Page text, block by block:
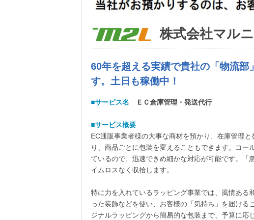
株式会社マル
60年を超える実績で貴社の「物流部
す。土日も稼働中！
■サービス名 ＥＣ倉庫管理・発送代行
■サービス概要
EC通販事業者様の大事な商材を預かり、在庫管理
り、商品ごとに包装を変えることもできます。コ
ているので、迅速できめ細かな対応が可能です。「
イムロスなく収拾します。
特に力を入れているラッピング事業では、風情ある
った装飾などを使い、お客様の「気持ち」を届ける
ジナルラッピングから簡易的な包装まで、予算に